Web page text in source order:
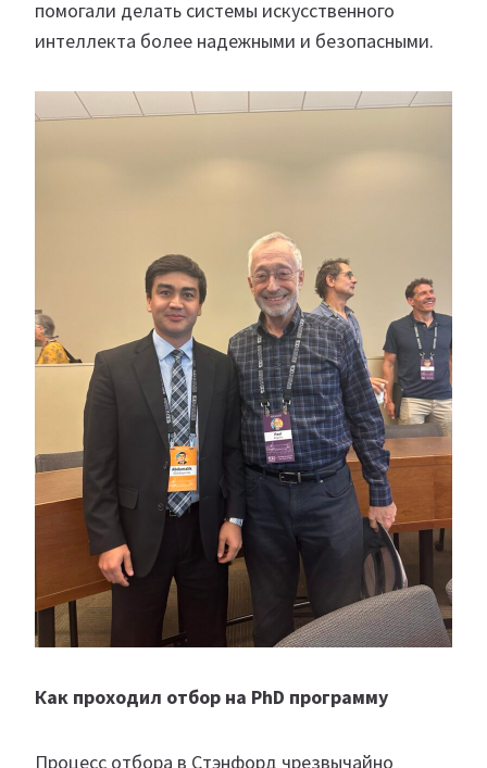
помогали делать системы искусственного
интеллекта более надежными и безопасными.
Как проходил отбор на PhD программу
Процесс отбора в Стэнфорд чрезвычайно